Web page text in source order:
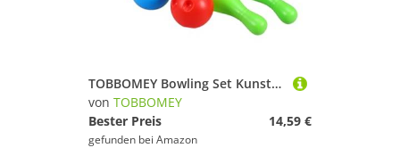
TOBBOMEY Bowling Set Kunststoffspielzeug Bowling Spielset mit Bällen für Drinnen und Draußen Fördert Koordination und Bewegung Vielseitig für Kindergarten und Freizeit
von TOBBOMEY
Bester Preis
14,59 €
gefunden bei Amazon